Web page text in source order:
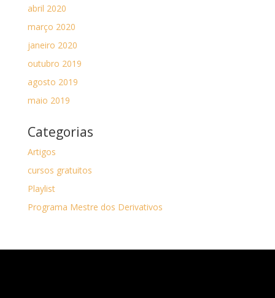
abril 2020
março 2020
janeiro 2020
outubro 2019
agosto 2019
maio 2019
Categorias
Artigos
cursos gratuitos
Playlist
Programa Mestre dos Derivativos